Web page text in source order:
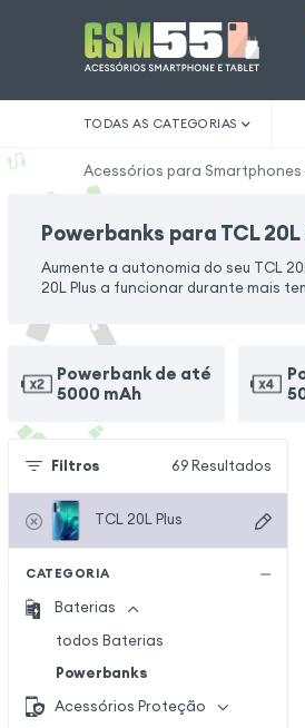
TODAS AS CATEGORIAS
Acessórios para
Powerbanks para TCL 20L
Aumente a autonomia do seu TCL
20L Plus a funcionar durante mais
Powerbank de até
5000 mAh
Filtros 69 Resultados
TCL 20L Plus
CATEGORIA
Baterias
todos Baterias
Powerbanks
Acessórios Proteção